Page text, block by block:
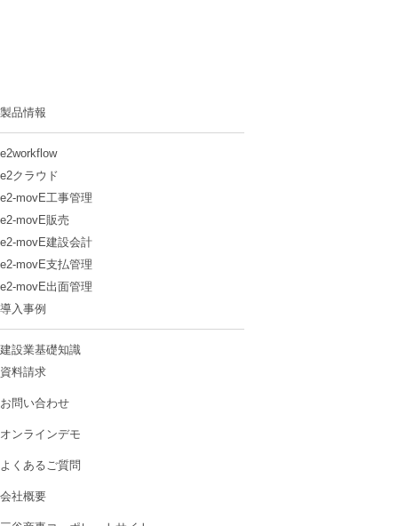
製品情報
e2workflow
e2クラウド
e2-movE工事管理
e2-movE販売
e2-movE建設会計
e2-movE支払管理
e2-movE出面管理
導入事例
建設業基礎知識
資料請求
お問い合わせ
オンラインデモ
よくあるご質問
会社概要